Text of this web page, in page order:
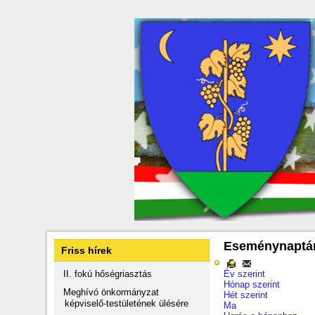
Friss hírek
II. fokú hőségriasztás
Meghívó önkormányzat
képviselő-testületének ülésére
Év szerint
Hónap szerint
Hét szerint
Ma